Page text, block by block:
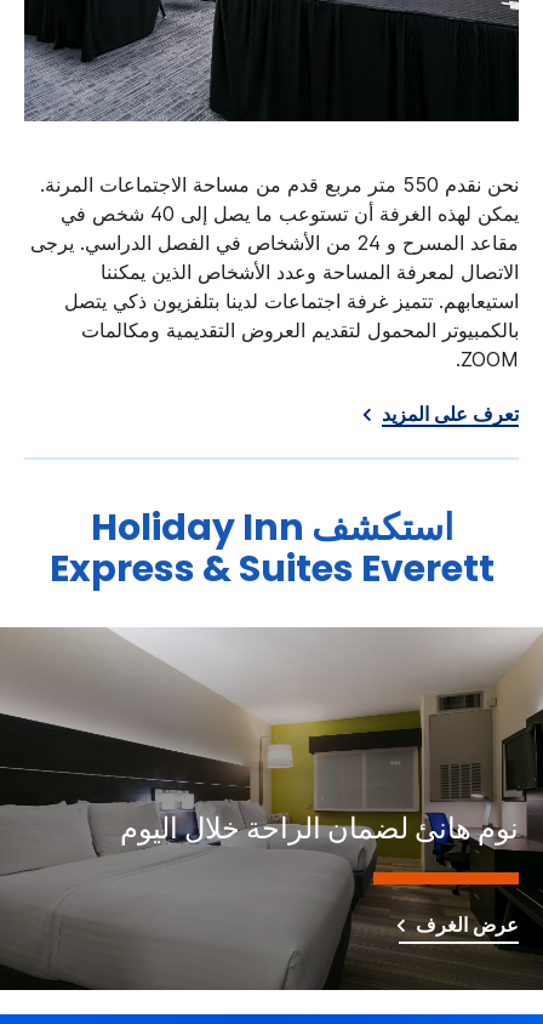
نحن نقدم 550 متر مربع قدم من مساحة الاجتماعات المرنة.
يمكن لهذه الغرفة أن تستوعب ما يصل إلى 40 شخص في
مقاعد المسرح و 24 من الأشخاص في الفصل الدراسي. يرجى
الاتصال لمعرفة المساحة وعدد الأشخاص الذين يمكننا
استيعابهم. تتميز غرفة اجتماعات لدينا بتلفزيون ذكي يتصل
بالكمبيوتر المحمول لتقديم العروض التقديمية ومكالمات
ZOOM.
تعرف على المزيد
استكشف Holiday Inn
Express & Suites Everett
نوم هانئ لضمان الراحة خلال اليوم
عرض الغرف